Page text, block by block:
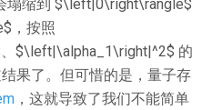
塌缩到 $\left|0\right\rangle$
，按照
$\left|\alpha_1\right|^2$ 的
果了。但可惜的是，量子存
，这就导致了我们不能简单